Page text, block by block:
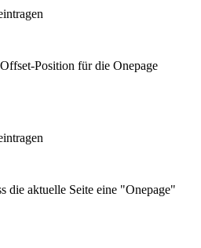
Position für die Onepage
die aktuelle Seite eine "Onepage"